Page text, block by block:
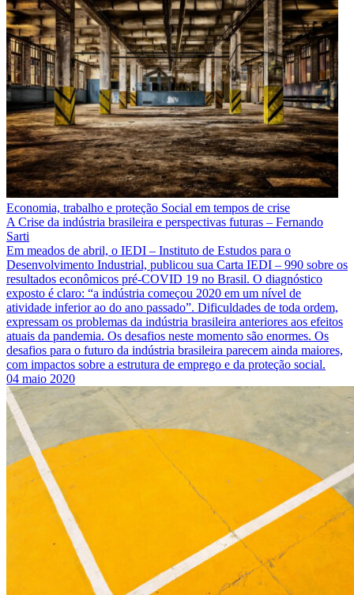
Economia, trabalho e proteção Social em tempos de crise
A Crise da indústria brasileira e perspectivas futuras – Fernando
Sarti
Em meados de abril, o IEDI – Instituto de Estudos para o
Desenvolvimento Industrial, publicou sua Carta IEDI – 990 sobre os
resultados econômicos pré-COVID 19 no Brasil. O diagnóstico
exposto é claro: “a indústria começou 2020 em um nível de
atividade inferior ao do ano passado”. Dificuldades de toda ordem,
expressam os problemas da indústria brasileira anteriores aos efeitos
atuais da pandemia. Os desafios neste momento são enormes. Os
desafios para o futuro da indústria brasileira parecem ainda maiores,
com impactos sobre a estrutura de emprego e da proteção social.
04 maio 2020